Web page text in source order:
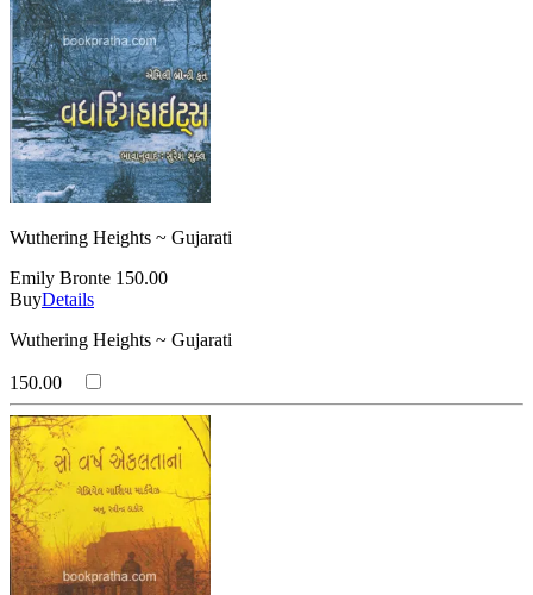
Wuthering Heights ~ Gujarati
Emily Bronte 150.00
BuyDetails
Wuthering Heights ~ Gujarati
150.00